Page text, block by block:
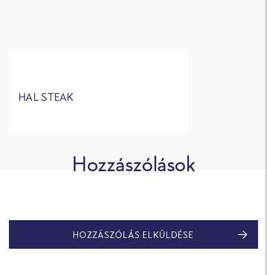
HAL STEAK
Hozzászólások
HOZZÁSZÓLÁS ELKÜLDÉSE